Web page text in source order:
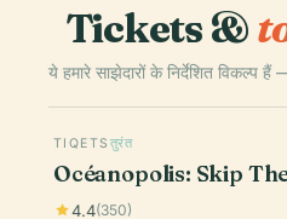
Tickets &
ये हमारे साझेदारों के निर्देशित विकल्प
TIQETS तुरंत
Océanopolis: Skip
4.4(350)